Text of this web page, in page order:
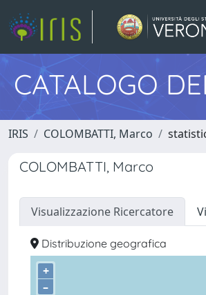
CATALOGO
IRIS COLOMBATTI, Marco
COLOMBATTI, Marco
Visualizzazione Ricercatore
Distribuzione geografica
+
–